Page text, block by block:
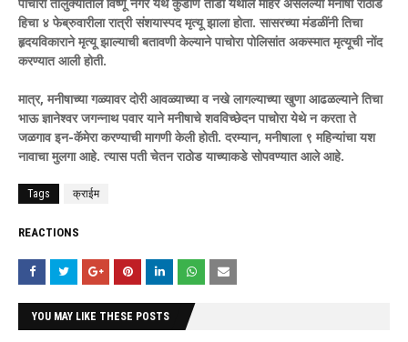
हिचा ४ फेब्रुवारीला रात्री संशयास्पद मृत्यू झाला होता. सासरच्या मंडळींनी तिचा
हृदयविकाराने मृत्यू झाल्याची बतावणी केल्याने पाचोरा पोलिसांत अकस्मात मृत्यूची नोंद
करण्यात आली होती.
मात्र, मनीषाच्या गळ्यावर दोरी आवळ्याच्या व नखे लागल्याच्या खुणा आढळल्याने तिचा
भाऊ ज्ञानेश्वर जगन्नाथ पवार याने मनीषाचे शवविच्छेदन पाचोरा येथे न करता ते
जळगाव इन-कॅमेरा करण्याची मागणी केली हाेती. दरम्यान, मनीषाला ९ महिन्यांचा यश
नावाचा मुलगा आहे. त्यास पती चेतन राठाेड याच्याकडे सोपवण्यात आले आहे.
Tags क्राईम
REACTIONS
YOU MAY LIKE THESE POSTS